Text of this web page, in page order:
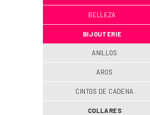
BELLEZA
BIJOUTERIE
ANILLOS
AROS
CINTOS DE CADENA
COLLARES